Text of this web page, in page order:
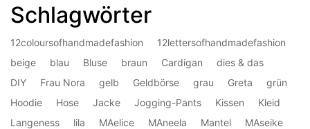
Schlagwörter
12coloursofhandmadefashion
12lettersofhandmadefashion
beige
blau Bluse braun Cardigan
dies & das
DIY
Frau Nora gelb Geldbörse grau Greta
grün
Hoodie
Hose Jacke Jogging-Pants Kissen
Kleid
Langeness
lila MAelice MAneela Mantel
MAseike